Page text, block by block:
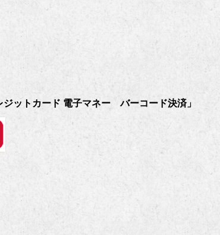
ットカード 電子マネー バーコード決済」